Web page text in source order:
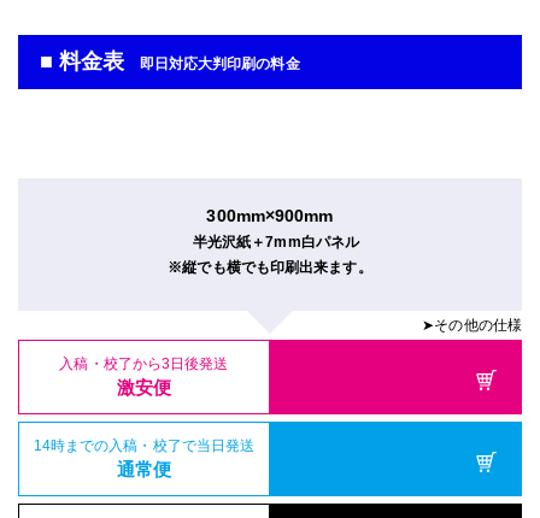
■ 料金表 即日対応大判印刷の料金
300mm×900mm
半光沢紙＋7mm白パネル
※縦でも横でも印刷出来ます。
➤その他の仕様
入稿・校了から3日後発送
激安便
14時までの入稿・校了で当日発送
通常便